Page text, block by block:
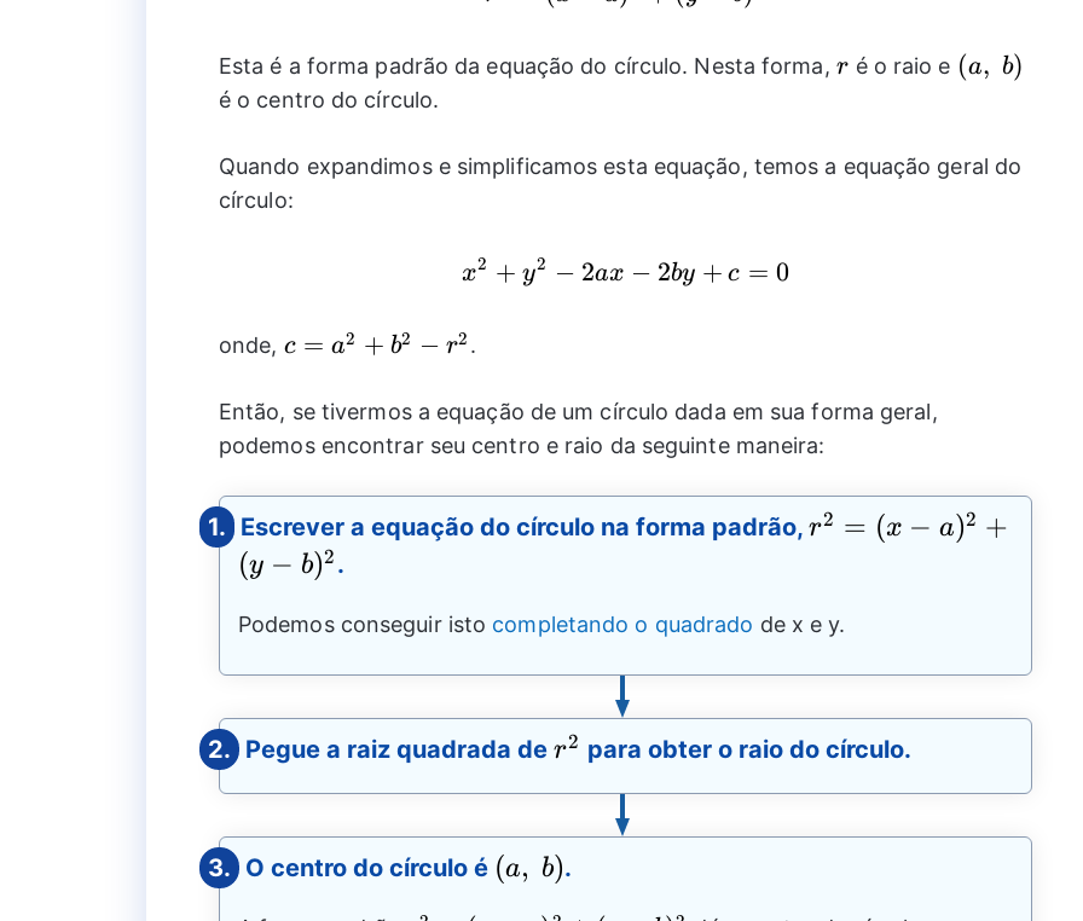
Esta é a forma padrão da equação do círculo. Nesta forma, r
r é o raio e (a,
(a, b)
é o centro do círculo.
Quando expandimos e simplificamos esta equação, temos a equação geral do
círculo:
x^2+y^2-2ax-2by+c=0
x2 + y2 − 2ax − 2by + c = 0
onde, c=a^2+b^2-
c = a2 + b2 − r2 .
Então, se tivermos a equação de um círculo dada em sua forma geral,
podemos encontrar seu centro e raio da seguinte maneira:
1. Escrever a equação do círculo na forma padrão, r^2=
(y-
b)^2
r2 = (x − a)2 +
(y − b)2 .
Podemos conseguir isto completando o quadrado de x e y.
2. Pegue a raiz quadrada de r^2
r2 para obter o raio do círculo.
3. O centro do círculo é (a,
(a, b).